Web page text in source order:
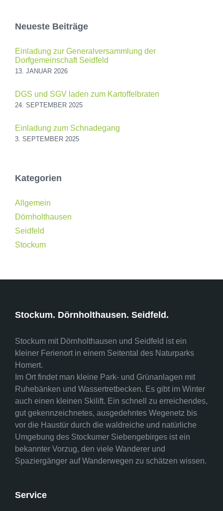
Neueste Beiträge
Einladung zur Generalversammlung der
Dorfgemeinschaft Seidfeld
13. JANUAR 2026
DGS und SGV laden zum Kartoffelbraten
24. SEPTEMBER 2025
Einladung zum Schnadegang
3. SEPTEMBER 2025
Kategorien
Allgemein
Dörnholthausen
Seidfeld
Stockum
Stockum. Dörnholthausen. Seidfeld.
Stockum mit Dörnholthausen und Seidfeld ist ein
kleiner Ferienort in einem Seitental des Naturparks
Homert.
Im Ort findet man kleine Park- und Grünanlagen mit
Ruhebänken und Wassertretbecken. Es gibt im Winter
auch einen kleinen Skilift. Ein schnell zu erreichendes,
gut gekennzeichnetes, ausgedehntes Wegenetz bis
vor die Haustür durch die waldreiche und natürliche
Umgebung des Stockumer Siebengebirges ist ein
bekannter Vorzug, den viele Wanderer und
Spaziergänger auf Wanderwegen zu schätzen wissen.
Service